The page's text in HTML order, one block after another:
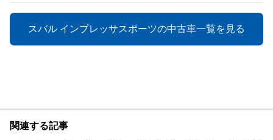
スバル インプレッサスポーツの中古車一覧を見る
関連する記事